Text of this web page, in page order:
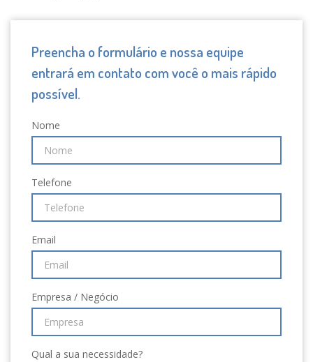
Preencha o formulário e nossa equipe
entrará em contato com você o mais rápido
possível.
Nome
Telefone
Email
Empresa / Negócio
Qual a sua necessidade?